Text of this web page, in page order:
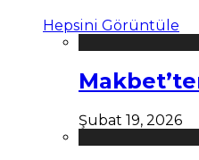
Hepsini Görüntüle
Şubat 19, 2026